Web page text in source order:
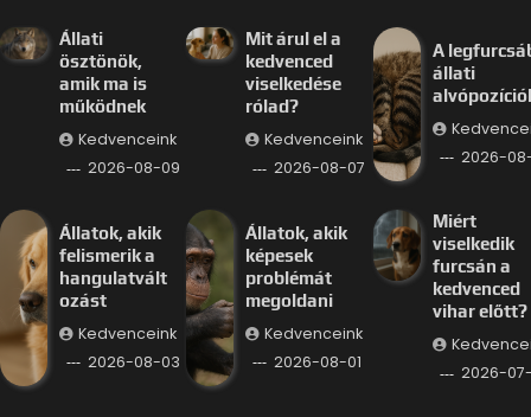
Állati
ösztönök,
amik ma is
működnek
Kedvenceink
2026-08-09
Mit árul el a
kedvenced
viselkedése
rólad?
Kedvenceink
2026-08-07
A
állati
2026-
Állatok, akik
felismerik a
hangulatvált
ozást
Kedvenceink
2026-08-03
Állatok, akik
képesek
problémát
megoldani
Kedvenceink
2026-08-01
Miért
viselkedik
furcsán a
kedvenced
vihar előtt?
2026-